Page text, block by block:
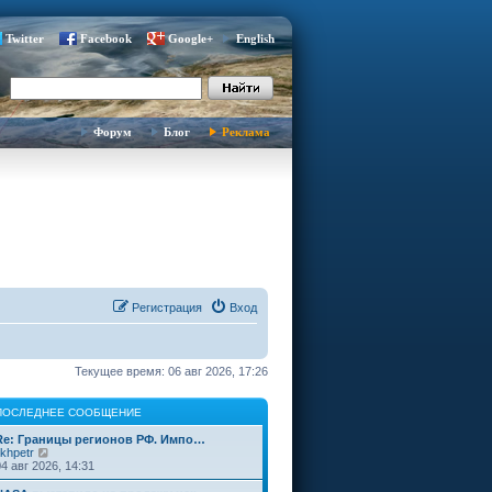
Twitter Facebook Google+ English
Форум Блог Реклама
Вход
Регистрация
Текущее время: 06 авг 2026, 17:26
СООБЩЕНИЕ
Границы регионов РФ. Импо…
е
р
авг 2026, 14:31